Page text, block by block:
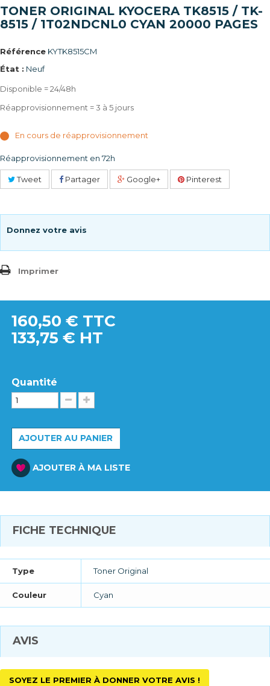
TONER ORIGINAL KYOCERA TK8515 / TK-
8515 / 1T02NDCNL0 CYAN 20000 PAGES
Référence KYTK8515CM
État : Neuf
Disponible = 24/48h
Réapprovisionnement = 3 à 5 jours
En cours de réapprovisionnement
Réapprovisionnement en 72h
Tweet Partager Google+ Pinterest
Donnez votre avis
Imprimer
160,50 € TTC
133,75 € HT
Quantité
AJOUTER AU PANIER
AJOUTER À MA LISTE
FICHE TECHNIQUE
Type Toner Original
Couleur Cyan
AVIS
SOYEZ LE PREMIER À DONNER VOTRE AVIS !